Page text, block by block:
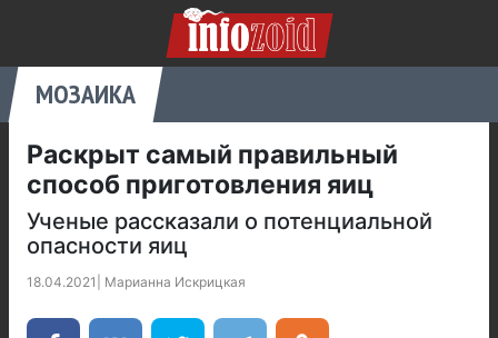
МОЗАИКА
Раскрыт самый правильный
способ приготовления яиц
Ученые рассказали о потенциальной
опасности яиц
18.04.2021 Марианна Искрицкая